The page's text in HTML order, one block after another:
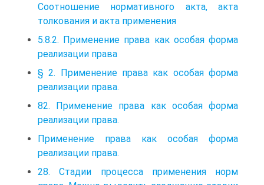
Соотношение нормативного акта, акта
толкования и акта применения
5.8.2. Применение права как особая форма
реализации права
§ 2. Применение права как особая форма
реализации права.
82. Применение права как особая форма
реализации права.
Применение права как особая форма
реализации права.
28. Стадии процесса применения норм